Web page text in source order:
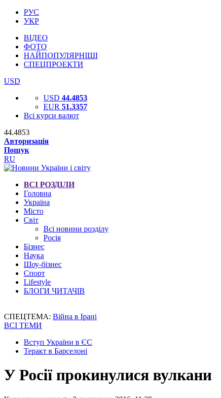
РУС
УКР
ВІДЕО
ФОТО
НАЙПОПУЛЯРНІШІ
СПЕЦПРОЕКТИ
USD
USD 44.4853
EUR 51.3357
Всі курси валют
44.4853
Авторизація
Пошук
RU
ВСІ РОЗДІЛИ
Головна
Україна
Місто
Світ
Всі новини розділу
Росія
Бізнес
Наука
Шоу-бізнес
Спорт
Lifestyle
БЛОГИ ЧИТАЧІВ
СПЕЦТЕМА: Війна в Ірані
ВСІ ТЕМИ
Вступ України в ЄС
Теракт в Барселоні
У Росії прокинулися вулкани